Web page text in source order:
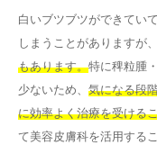
白いブツブツができてい
しまうことがありますが、
もあります。特に稗粒腫
少ないため、 気になる段
に効率よく治療を受ける
て美容皮膚科を活用する